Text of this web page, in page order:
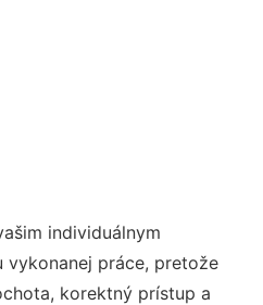
individuálnym
vykonanej práce, pretože
korektný prístup a